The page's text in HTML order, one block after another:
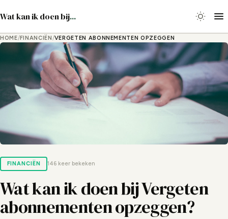
Wat kan ik doen bij...
HOME/FINANCIËN /VERGETEN ABONNEMENTEN OPZEGGEN
FINANCIËN 146 keer bekeken
Wat kan ik doen bij Vergeten
abonnementen opzeggen?